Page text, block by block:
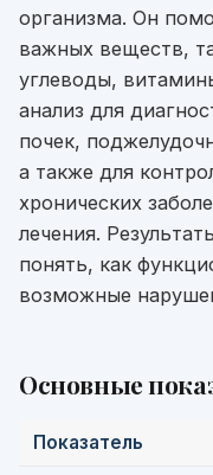
организма. Он
важных веществ,
углеводы,
анализ для
почек,
а также для
хронических
лечения.
понять, как
возможные
Основные
Показатель